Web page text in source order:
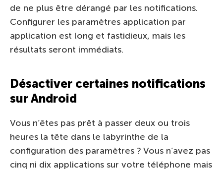
de ne plus être dérangé par les notifications.
Configurer les paramètres application par
application est long et fastidieux, mais les
résultats seront immédiats.
Désactiver certaines notifications
sur Android
Vous n’êtes pas prêt à passer deux ou trois
heures la tête dans le labyrinthe de la
configuration des paramètres ? Vous n’avez pas
cinq ni dix applications sur votre téléphone mais